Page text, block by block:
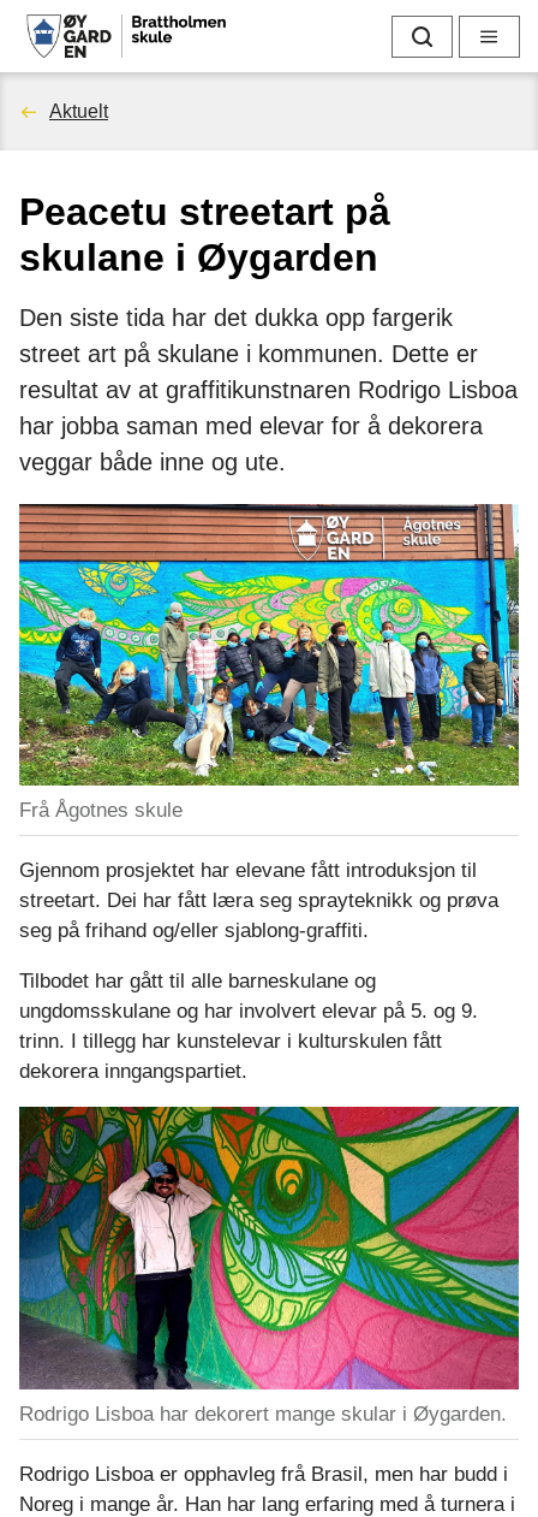
B
r
t
t
h
o
l
m
e
n
s
k
u
l
Søk Meny
Du
her:
Aktuelt
Peacetu streetart på
skulane i Øygarden
Den siste tida har det dukka opp fargerik
street art på skulane i kommunen. Dette er
resultat av at graffitikunstnaren Rodrigo Lisboa
har jobba saman med elevar for å dekorera
veggar både inne og ute.
Frå Ågotnes skule
Gjennom prosjektet har elevane fått introduksjon til
streetart. Dei har fått læra seg sprayteknikk og prøva
seg på frihand og/eller sjablong-graffiti.
Tilbodet har gått til alle barneskulane og
ungdomsskulane og har involvert elevar på 5. og 9.
trinn. I tillegg har kunstelevar i kulturskulen fått
dekorera inngangspartiet.
Rodrigo Lisboa har dekorert mange skular i Øygarden.
Rodrigo Lisboa er opphavleg frå Brasil, men har budd i
Noreg i mange år. Han har lang erfaring med å turnera i